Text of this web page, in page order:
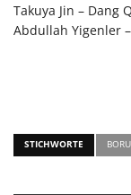
Takuya Jin – Dang
Abdullah Yigenler
STICHWORTE